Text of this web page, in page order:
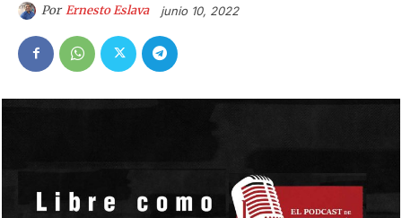
Por Ernesto Eslava junio 10, 2022